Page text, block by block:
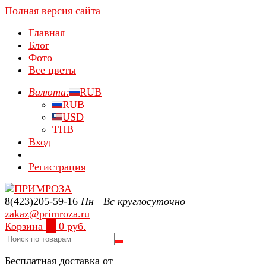
Полная версия сайта
Главная
Блог
Фото
Все цветы
Валюта:
RUB
RUB
USD
THB
Вход
Регистрация
8(423)205-59-16 Пн—Вс круглосуточно
zakaz@primroza.ru
Корзина
0 руб.
Бесплатная доставка от